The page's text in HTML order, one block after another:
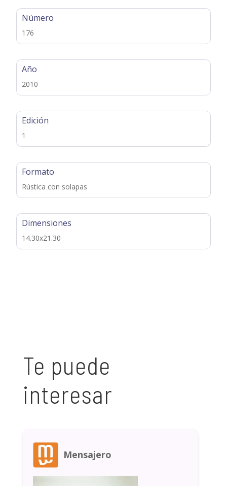
Número
176
Año
2010
Edición
1
Formato
Rústica con solapas
Dimensiones
14.30x21.30
Te puede
interesar
Mensajero